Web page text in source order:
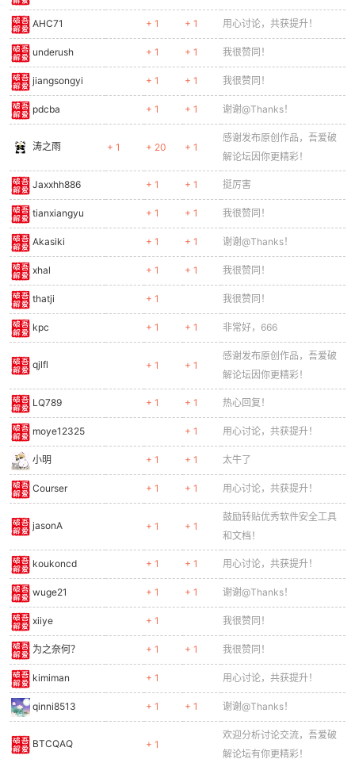
AHC71 + 1 + 1 用心讨论，共获提升！
underush + 1 + 1 我很赞同！
jiangsongyi + 1 + 1 我很赞同！
pdcba + 1 + 1 谢谢@Thanks！
涛之雨 + 1 + 20 + 1
感谢发布原创作品，吾爱破
解论坛因你更精彩！
Jaxxhh886 + 1 + 1 挺厉害
tianxiangyu + 1 + 1 我很赞同！
Akasiki + 1 + 1 谢谢@Thanks！
xhal + 1 + 1 我很赞同！
thatji + 1 我很赞同！
kpc + 1 + 1 非常好，666
qjlfl + 1 + 1
感谢发布原创作品，吾爱破
解论坛因你更精彩！
LQ789 + 1 + 1 热心回复！
moye12325 + 1 用心讨论，共获提升！
小明 + 1 + 1 太牛了
Courser + 1 + 1 用心讨论，共获提升！
jasonA + 1 + 1
鼓励转贴优秀软件安全工具
和文档！
koukoncd + 1 + 1 用心讨论，共获提升！
wuge21 + 1 + 1 谢谢@Thanks！
xiiye + 1 我很赞同！
为之奈何？ + 1 + 1 我很赞同！
kimiman + 1 用心讨论，共获提升！
qinni8513 + 1 + 1 谢谢@Thanks！
BTCQAQ + 1
欢迎分析讨论交流，吾爱破
解论坛有你更精彩！